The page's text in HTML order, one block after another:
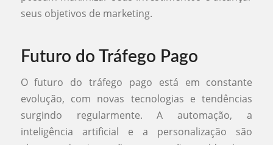
seus objetivos de marketing.
Futuro do Tráfego Pago
O futuro do tráfego pago está em constante
evolução, com novas tecnologias e tendências
surgindo regularmente. A automação, a
inteligência artificial e a personalização são